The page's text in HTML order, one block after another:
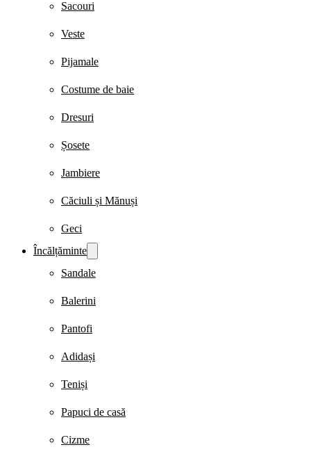
Sacouri
Veste
Pijamale
Costume de baie
Dresuri
Șosete
Jambiere
Căciuli și Mănuși
Geci
Încălțăminte
Sandale
Balerini
Pantofi
Adidași
Teniși
Papuci de casă
Cizme